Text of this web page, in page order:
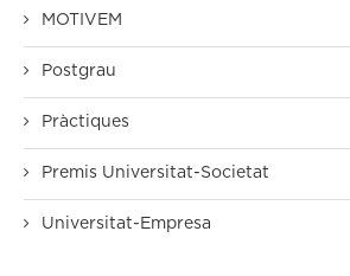
MOTIVEM
Postgrau
Pràctiques
Premis Universitat-Societat
Universitat-Empresa